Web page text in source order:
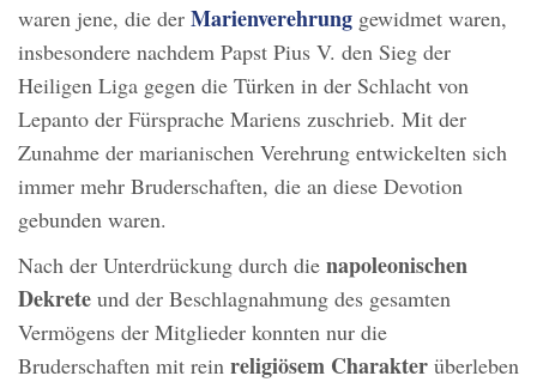
waren jene, die der Marienverehrung gewidmet waren,
insbesondere nachdem Papst Pius V. den Sieg der
Heiligen Liga gegen die Türken in der Schlacht von
Lepanto der Fürsprache Mariens zuschrieb. Mit der
Zunahme der marianischen Verehrung entwickelten sich
immer mehr Bruderschaften, die an diese Devotion
gebunden waren.
Nach der Unterdrückung durch die napoleonischen
Dekrete und der Beschlagnahmung des gesamten
Vermögens der Mitglieder konnten nur die
Bruderschaften mit rein religiösem Charakter überleben